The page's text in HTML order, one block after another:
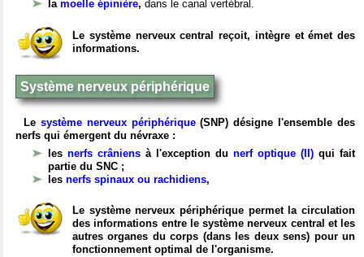
la moelle épinière, dans le canal vertébral.
Le système nerveux central reçoit, intègre et émet des
informations.
Système nerveux périphérique
Le système nerveux périphérique(SNP) désigne l'ensemble des
nerfs qui émergent du névraxe :
les nerfs crâniens à l'exception du nerf optique (II) qui fait
partie du SNC ;
les nerfs spinaux ou rachidiens,
Le système nerveux périphérique permet la circulation
des informations entre le système nerveux central et les
autres organes du corps (dans les deux sens) pour un
fonctionnement optimal de l'organisme.